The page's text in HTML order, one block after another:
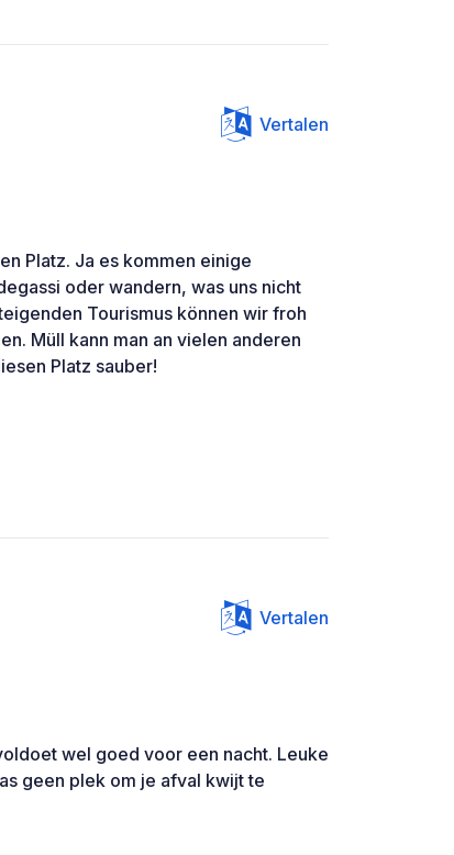
Vertalen
Platz. Ja es kommen einige
oder wandern, was uns nicht
Tourismus können wir froh
Müll kann man an vielen anderen
Platz sauber!
Vertalen
wel goed voor een nacht. Leuke
geen plek om je afval kwijt te